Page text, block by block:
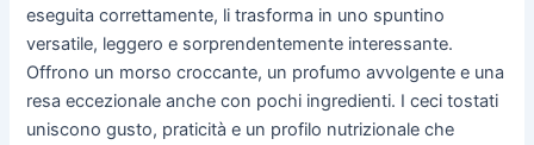
eseguita correttamente, li trasforma in uno spuntino
versatile, leggero e sorprendentemente interessante.
Offrono un morso croccante, un profumo avvolgente e una
resa eccezionale anche con pochi ingredienti. I ceci tostati
uniscono gusto, praticità e un profilo nutrizionale che